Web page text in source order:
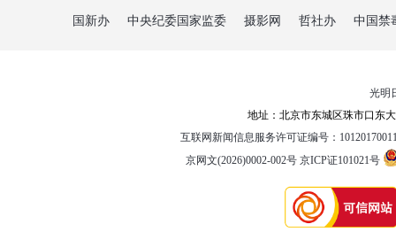
国新办 中央纪委国家监委 摄影网 哲社办 中国禁
光明
地址：北京市东城区珠市口东
互联网新闻信息服务许可证编号：
京网文(2026)0002-002号 京ICP证101021号